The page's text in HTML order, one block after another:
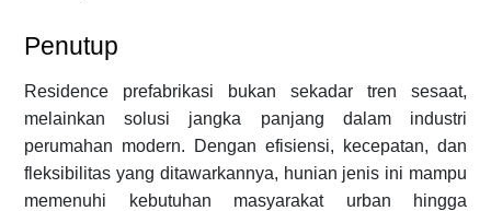
Penutup
Residence prefabrikasi bukan sekadar tren sesaat,
melainkan solusi jangka panjang dalam industri
perumahan modern. Dengan efisiensi, kecepatan, dan
fleksibilitas yang ditawarkannya, hunian jenis ini mampu
memenuhi kebutuhan masyarakat urban hingga